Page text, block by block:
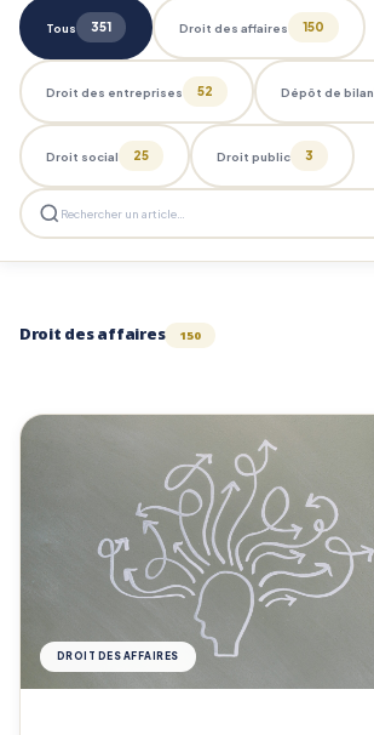
Tous 351 Droit des affaires 150
Droit des entreprises 52 Dépôt de bilan
Droit social 25 Droit public 3
Droit des affaires 150
DROIT DES AFFAIRES